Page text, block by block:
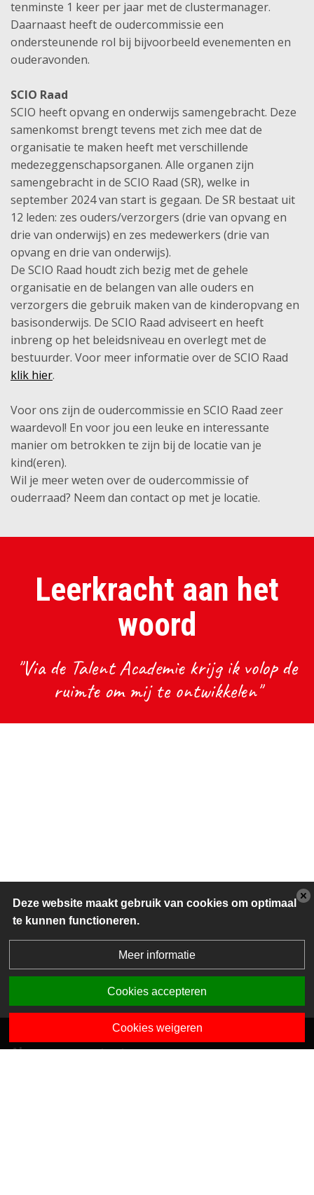
tenminste 1 keer per jaar met de clustermanager.
Daarnaast heeft de oudercommissie een
ondersteunende rol bij bijvoorbeeld evenementen en
ouderavonden.
SCIO Raad
SCIO heeft opvang en onderwijs samengebracht. Deze
samenkomst brengt tevens met zich mee dat de
organisatie te maken heeft met verschillende
medezeggenschapsorganen. Alle organen zijn
samengebracht in de SCIO Raad (SR), welke in
september 2024 van start is gegaan. De SR bestaat uit
12 leden: zes ouders/verzorgers (drie van opvang en
drie van onderwijs) en zes medewerkers (drie van
opvang en drie van onderwijs).
De SCIO Raad houdt zich bezig met de gehele
organisatie en de belangen van alle ouders en
verzorgers die gebruik maken van de kinderopvang en
basisonderwijs. De SCIO Raad adviseert en heeft
inbreng op het beleidsniveau en overlegt met de
bestuurder. Voor meer informatie over de SCIO Raad
klik hier.
Voor ons zijn de oudercommissie en SCIO Raad zeer
waardevol! En voor jou een leuke en interessante
manier om betrokken te zijn bij de locatie van je
kind(eren).
Wil je meer weten over de oudercommissie of
ouderraad? Neem dan contact op met je locatie.
Leerkracht aan het
woord
"Via de Talent Academie krijg ik volop de
ruimte om mij te ontwikkelen"
Algemene contactgegevens
Deze website maakt gebruik van cookies om optimaal
te kunnen functioneren.
Meer informatie
Cookies accepteren
Cookies weigeren